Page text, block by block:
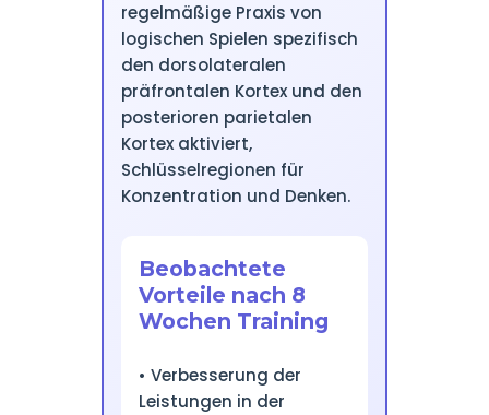
regelmäßige Praxis von
logischen Spielen spezifisch
den dorsolateralen
präfrontalen Kortex und den
posterioren parietalen
Kortex aktiviert,
Schlüsselregionen für
Konzentration und Denken.
Beobachtete
Vorteile nach 8
Wochen Training
• Verbesserung der
Leistungen in der